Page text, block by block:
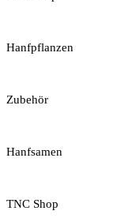
Hanfpflanzen
Zubehör
Hanfsamen
TNC Shop